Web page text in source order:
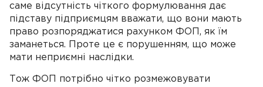
саме відсутність чіткого формулювання дає
підставу підприємцям вважати, що вони мають
право розпоряджатися рахунком ФОП, як їм
заманеться. Проте це є порушенням, що може
мати неприємні наслідки.
Тож ФОП потрібно чітко розмежовувати